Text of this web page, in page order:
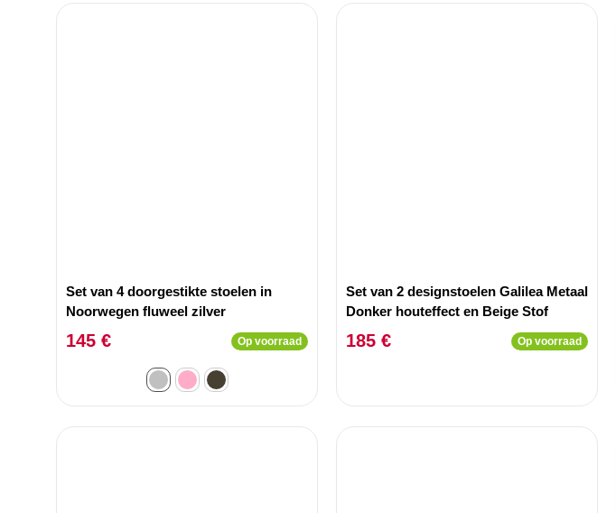
Set van 4 doorgestikte stoelen in
Noorwegen fluweel zilver
145 € Op voorraad
Set van 2 designstoelen Galilea Metaal
Donker houteffect en Beige Stof
185 € Op voorraad